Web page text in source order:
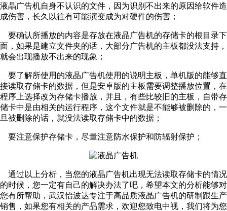
液晶广告机自身不认识的文件，因为识别不出来的原因给软件造
成伤害，长久以往有可能演变成为对硬件的伤害；
要确认所播放的内容是存放在液晶广告机的存储卡的根目录下
面，如果是建立文件夹的话，大部分广告机的主板都没法支持，
就会出现播放不出来的现象；
要了解所使用的液晶广告机使用的说明主板，单机版的能够直
接读取存储卡的数据，但是安卓版的主板需要调整播放位置，在
程序上选择改为存储卡播放，并且，有些比较旧的主板，自带存
储卡中是由相关的运行程序，这个文件就是不能够被删除的，一
旦被删除的话，就没法读取存储卡中的数据；
要注意保护存储卡，尽量注意防水保护和防辐射保护；
通过以上分析，当您的液晶广告机出现无法读取存储卡的情况
的时候，您一定有自己的解决办法了吧，希望本文的分析能够对
您有所帮助，武汉怡波达专注于高品质液晶广告机的研制跟生产
销售，如果您有相关的产品需求，欢迎您致电中视，我们将为您